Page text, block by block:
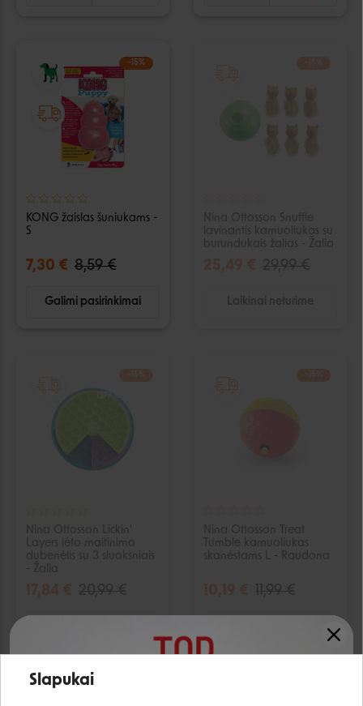
−15%
KONG žaislas šuniukams -
S
7,30 € 8,59 €
Galimi pasirinkimai
IŠPARDUOTA
Slapukai